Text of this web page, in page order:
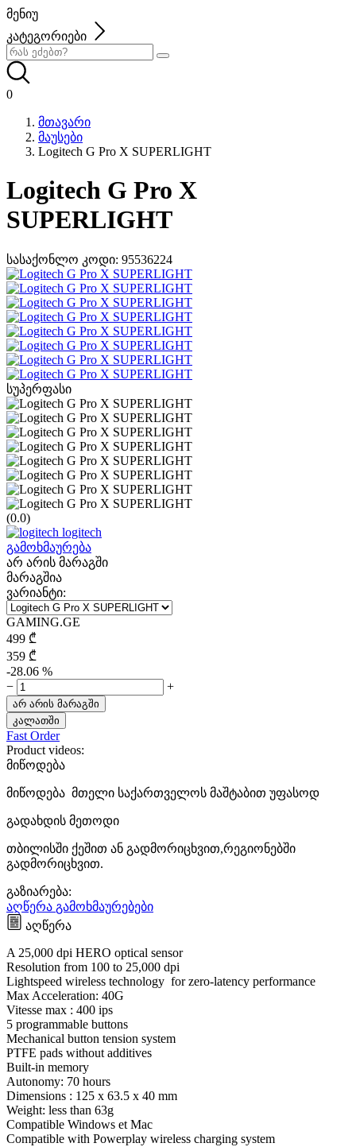
მენიუ
კატეგორიები
0
მთავარი
მაუსები
Logitech G Pro X SUPERLIGHT
Logitech G Pro X
SUPERLIGHT
სასაქონლო კოდი: 95536224
სუპერფასი
(0.0)
logitech
გამოხმაურება
არ არის მარაგში
მარაგშია
ვარიანტი:
GAMING.GE
499 ₾
359 ₾
-28.06 %
−
+
არ არის მარაგში
კალათში
Fast Order
Product videos:
მიწოდება
მიწოდება მთელი საქართველოს მაშტაბით უფასოდ
გადახდის მეთოდი
თბილისში ქეშით ან გადმორიცხვით,რეგიონებში
გადმორიცხვით.
გაზიარება:
აღწერა გამოხმაურებები
აღწერა
A 25,000 dpi HERO optical sensor
Resolution from 100 to 25,000 dpi
Lightspeed wireless technology for zero-latency performance
Max Acceleration: 40G
Vitesse max : 400 ips
5 programmable buttons
Mechanical button tension system
PTFE pads without additives
Built-in memory
Autonomy: 70 hours
Dimensions : 125 x 63.5 x 40 mm
Weight: less than 63g
Compatible Windows et Mac
Compatible with Powerplay wireless charging system